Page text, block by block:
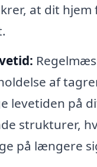
at dit
af
levetiden på
strukturer,
på længere